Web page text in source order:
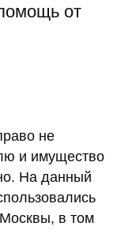
от
не
и имущество
На данный
в том